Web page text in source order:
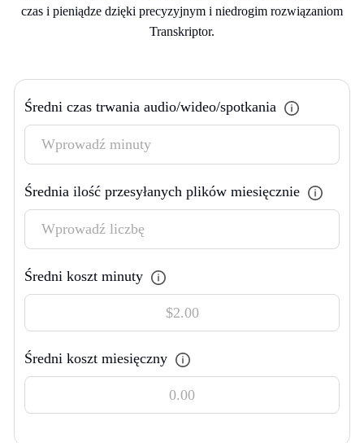
czas i pieniądze dzięki precyzyjnym i niedrogim rozwiązaniom
Transkriptor.
Średni czas trwania audio/wideo/spotkania
Średnia ilość przesyłanych plików miesięcznie
Średni koszt minuty
Średni koszt miesięczny